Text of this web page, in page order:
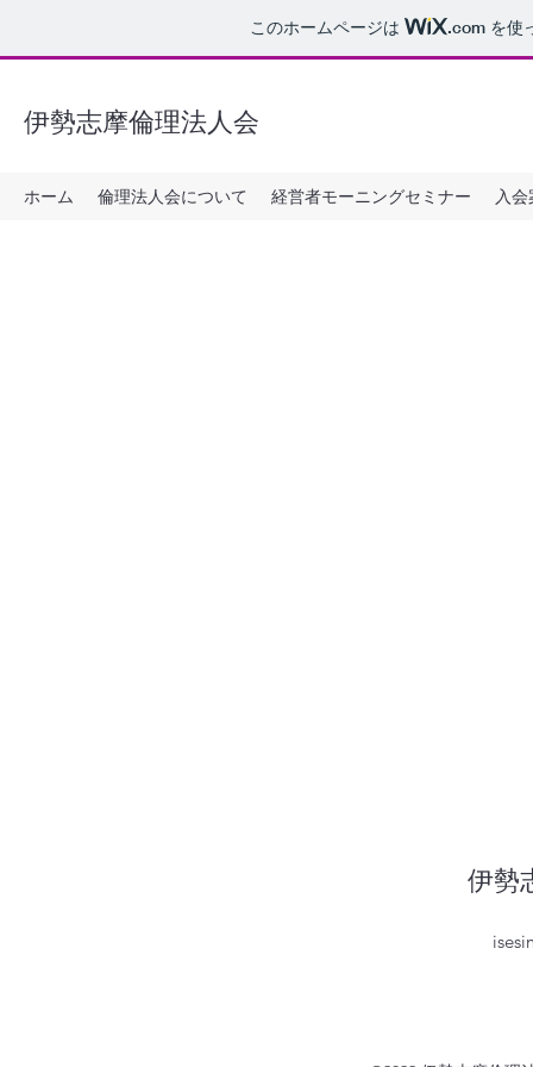
このホームページは .comを使
伊勢志摩倫理法人会
ホーム 倫理法人会について 経営者モーニングセミナー 入
伊勢